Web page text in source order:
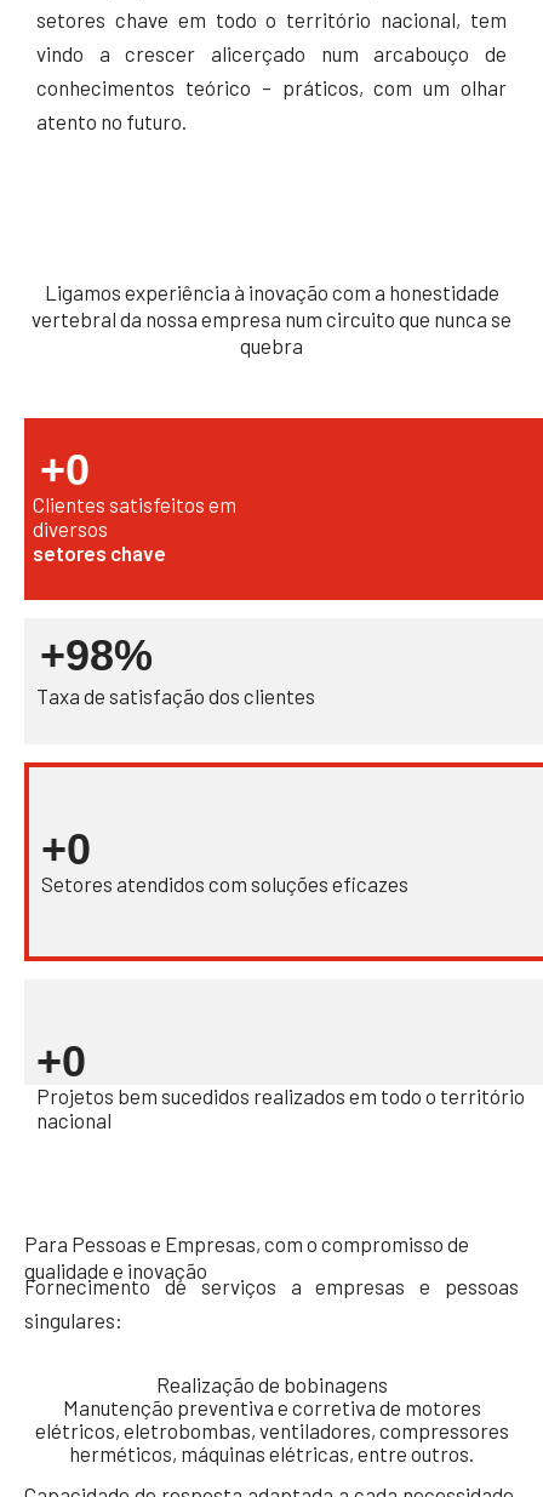
setores chave em todo o território nacional, tem
vindo a crescer alicerçado num arcabouço de
conhecimentos teórico – práticos, com um olhar
atento no futuro.
Ligamos experiência à inovação com a honestidade
vertebral da nossa empresa num circuito que nunca se
quebra
Anos de
experiência
+0
Clientes satisfeitos em
diversos
setores chave
+98%
Taxa de satisfação dos clientes
+0
Setores atendidos com soluções eficazes
+0
Projetos bem sucedidos realizados em todo o território
nacional
Para Pessoas e Empresas, com o compromisso de
qualidade e inovação
Fornecimento de serviços a empresas e pessoas
singulares:
Realização de bobinagens
Manutenção preventiva e corretiva de motores
elétricos, eletrobombas, ventiladores, compressores
herméticos, máquinas elétricas, entre outros.